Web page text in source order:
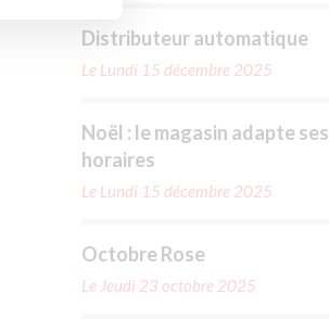
Distributeur automatique
Le Lundi 15 décembre 2025
Noël : le magasin adapte ses
horaires
Le Lundi 15 décembre 2025
Octobre Rose
Le Jeudi 23 octobre 2025